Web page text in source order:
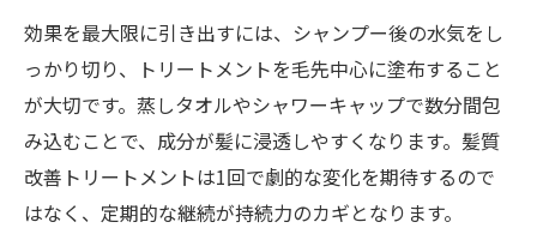
家庭用トリートメント選びのポイント解説
髪質改善シャンプーとの併用メリット
トリートメント効果を高める自宅ケアの極
意
うねりや広がりに効く最新髪ケア方法
効果を最大限に引き出すには、シャンプー後の水気をし
っかり切り、トリートメントを毛先中心に塗布すること
が大切です。蒸しタオルやシャワーキャップで数分間包
み込むことで、成分が髪に浸透しやすくなります。髪質
改善トリートメントは1回で劇的な変化を期待するので
はなく、定期的な継続が持続力のカギとなります。